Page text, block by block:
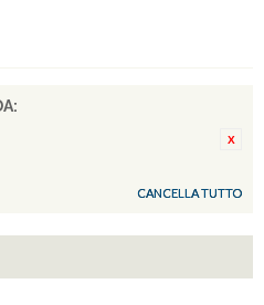
CANCELLA TUTTO